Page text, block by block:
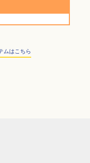
ムはこちら